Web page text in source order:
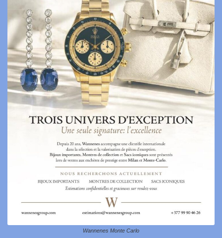
Wannenes Monte Carlo